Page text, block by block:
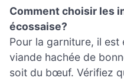
Comment choisir les
écossaise?
Pour la garniture, il est
viande hachée de
soit du bœuf. Vérifiez